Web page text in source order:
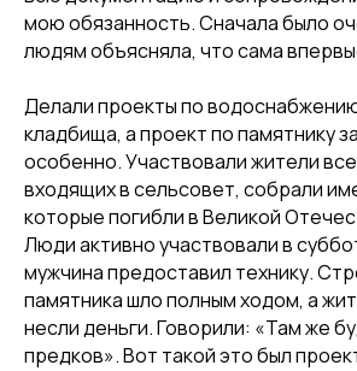
мою обязанность. Сначала было
людям объясняла, что сама
Делали проекты по
кладбища, а проект по памятнику
особенно. Участвовали жители
входящих в сельсовет, собрали
которые погибли в Великой
Люди активно участвовали в
мужчина предоставил технику.
памятника шло полным ходом, а
несли деньги. Говорили: «Там же
предков». Вот такой это был